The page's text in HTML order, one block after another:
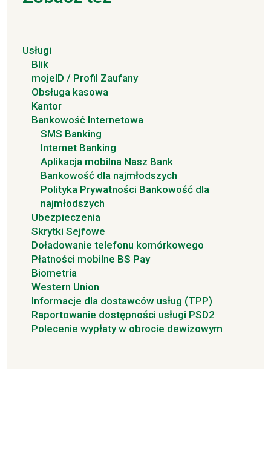
Usługi
Blik
mojeID / Profil Zaufany
Obsługa kasowa
Kantor
Bankowość Internetowa
SMS Banking
Internet Banking
Aplikacja mobilna Nasz Bank
Bankowość dla najmłodszych
Polityka Prywatności Bankowość dla
najmłodszych
Ubezpieczenia
Skrytki Sejfowe
Doładowanie telefonu komórkowego
Płatności mobilne BS Pay
Biometria
Western Union
Informacje dla dostawców usług (TPP)
Raportowanie dostępności usługi PSD2
Polecenie wypłaty w obrocie dewizowym